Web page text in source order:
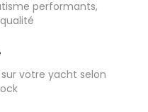
performants,
votre yacht selon